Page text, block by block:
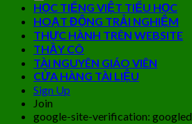
HỌC TIẾNG VIỆT TIỂU HỌC
HOẠT ĐỘNG TRẢI NGHIỆM
THỰC HÀNH TRÊN WEBSITE
THẦY CÔ
TÀI NGUYÊN GIÁO VIÊN
CỬA HÀNG TÀI LIỆU
Sign Up
Join
google-site-verification: